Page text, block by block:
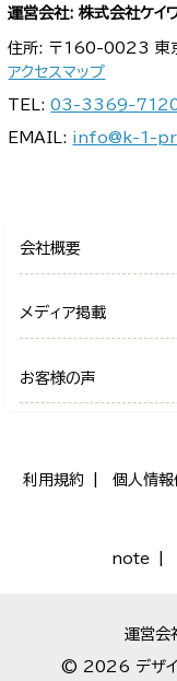
運営会社: 株式会社ケイ
住所: 〒160-0023 東
アクセスマップ
TEL:03-3369-
EMAIL: info@k-1-
会社概要
メディア掲載
お客様の声
利用規約 個人情報
note
運営会
© 2026 デザ